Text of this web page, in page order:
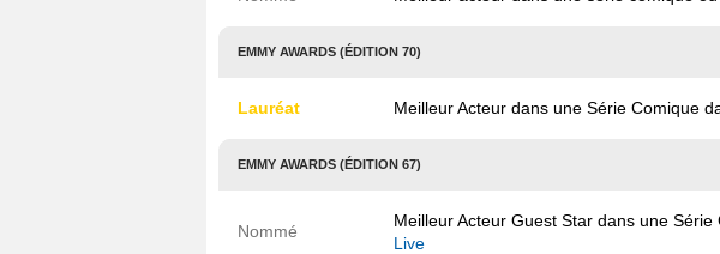
EMMY AWARDS (ÉDITION 70)
Lauréat Meilleur Acteur dans une Série Comique
EMMY AWARDS (ÉDITION 67)
Nommé
Meilleur Acteur Guest Star dans une Série
Live